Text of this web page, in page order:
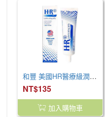
和豐 美國HR醫療級潤滑劑113g(和豐病患用潤滑劑)未滅菌
NT$135
加入購物車